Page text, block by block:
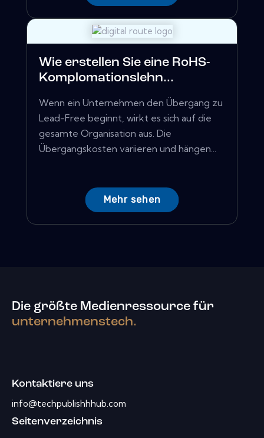
Wie erstellen Sie eine RoHS-
Komplomationslehn...
Wenn ein Unternehmen den Übergang zu
Lead-Free beginnt, wirkt es sich auf die
gesamte Organisation aus. Die
Übergangskosten variieren und hängen...
Mehr sehen
Die größte Medienressource für
unternehmenstech.
Kontaktiere uns
info@techpublishhhub.com
Seitenverzeichnis